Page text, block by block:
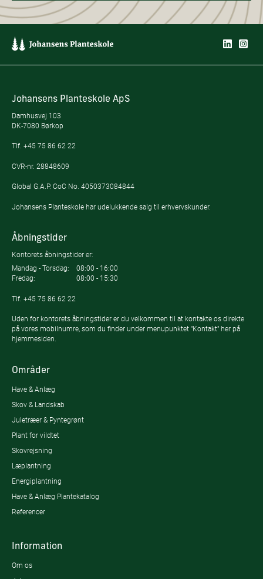
Johansens Planteskole ApS
Damhusvej 103
DK-7080 Børkop
Tlf. +45 75 86 62 22
CVR-nr. 28848609
Global G.A.P. CoC No. 4050373084844
Johansens Planteskole har udelukkende salg til erhvervskunder.
Åbningstider
Kontorets åbningstider er:
Mandag - Torsdag:
08:00 - 16:00
Fredag:
08:00 - 15:30
Tlf. +45 75 86 62 22
Uden for kontorets åbningstider er du velkommen til at kontakte os direkte
på vores mobilnumre, som du finder under menupunktet "Kontakt" her på
hjemmesiden.
Områder
Have & Anlæg
Skov & Landskab
Juletræer & Pyntegrønt
Plant for vildtet
Skovrejsning
Læplantning
Energiplantning
Have & Anlæg Plantekatalog
Referencer
Information
Om os